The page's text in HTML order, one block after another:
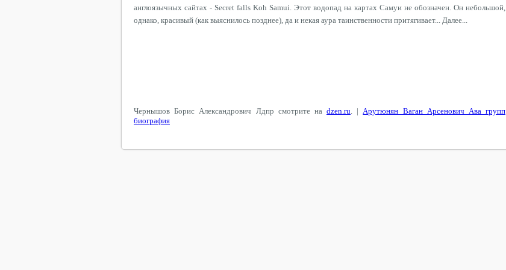
англоязычных сайтах - Secret falls Koh Samui. Этот водопад на картах Самуи не обозначен. Он небольшой,
однако, красивый (как выяснилось позднее), да и некая аура таинственности притягивает... Далее...
Чернышов Борис Александрович Лдпр смотрите на dzen.ru. |Арутюнян Ваган Арсенович Ава групп
биография